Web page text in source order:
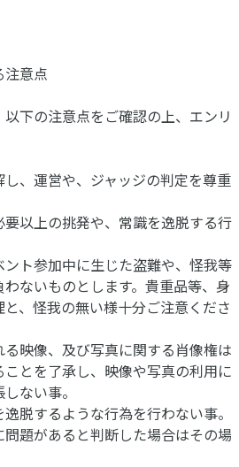
意点
下の注意点をご確認の上、エンリ
し、運営や、ジャッジの判定を尊重
要以上の挑発や、常識を逸脱する行
ント参加中に生じた盗難や、怪我等
ないものとします。貴重品等、身
、怪我の無い様十分ご注意くださ
る映像、及び写真に関する肖像権は
とを了承し、映像や写真の利用に
ない事。
脱するような行為を行わない事。
題があると判断した場合はその場